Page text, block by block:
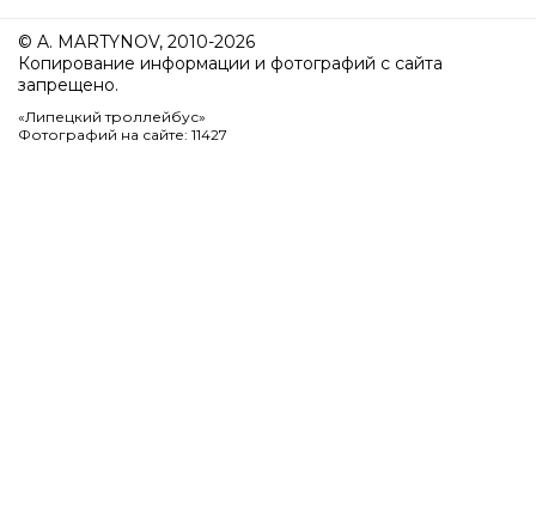
© A. MARTYNOV, 2010-2026
Копирование информации и фотографий с сайта
запрещено.
«Липецкий троллейбус»
Фотографий на сайте: 11427